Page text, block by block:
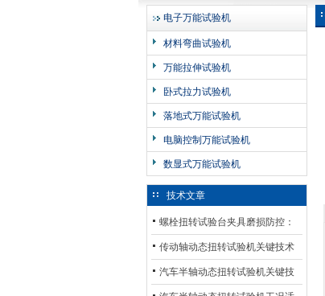
钻杆扭转试验台选型
2026-07-23
钻杆扭转试验台选型
2026-07-23
电子万能试验机
材料弯曲试验机
万能拉伸试验机
卧式拉力试验机
落地式万能试验机
电脑控制万能试验机
数显式万能试验机
技术文章
螺栓扭转试验台夹具磨损防控：
材质选型与表面处理的耐用性优
化
传动轴动态扭转试验机关键技术
及产业落地应用
汽车半轴动态扭转试验机关键技